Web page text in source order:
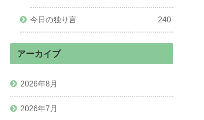
今日の独り言 240
アーカイブ
2026年8月
2026年7月